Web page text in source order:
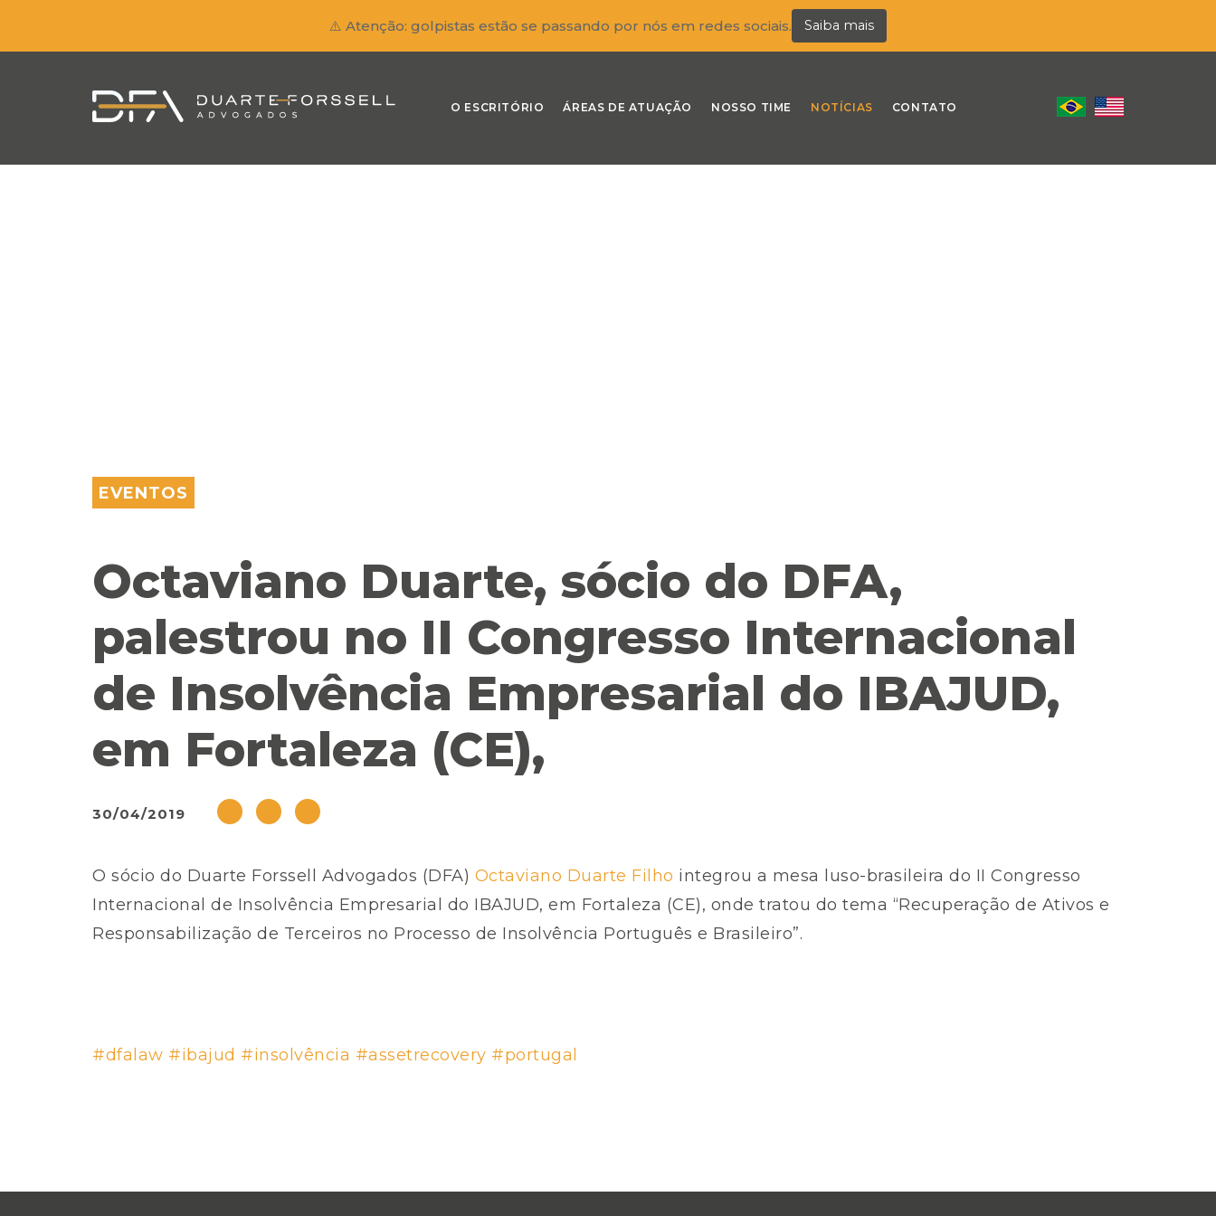
⚠️ Atenção: golpistas estão se passando por nós em redes sociais. Saiba mais
O ESCRITÓRIO ÁREAS DE ATUAÇÃO NOSSO TIME NOTÍCIAS CONTATO
EVENTOS
Octaviano Duarte, sócio do DFA,
palestrou no II Congresso Internacional
de Insolvência Empresarial do IBAJUD,
em Fortaleza (CE),
30/04/2019
O sócio do Duarte Forssell Advogados (DFA) Octaviano Duarte Filho integrou a mesa luso-brasileira do II Congresso
Internacional de Insolvência Empresarial do IBAJUD, em Fortaleza (CE), onde tratou do tema “Recuperação de Ativos e
Responsabilização de Terceiros no Processo de Insolvência Português e Brasileiro”.
#dfalaw #ibajud #insolvência #assetrecovery #portugal